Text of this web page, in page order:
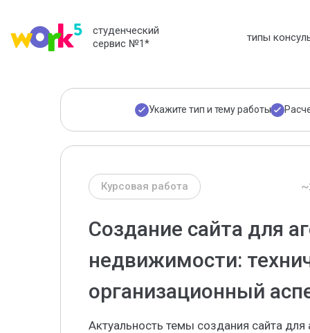
студенческий
сервис №1* типы
Укажите тип и тему работы
Курсовая работа
Создание сайта для
недвижимости:
организационный
Актуальность темы создания сайта